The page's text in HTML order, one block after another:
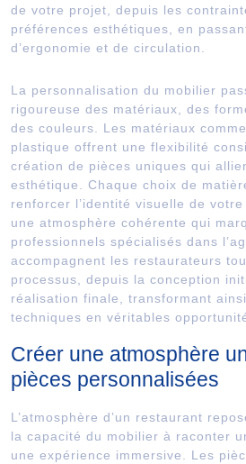
de votre projet, depuis les
préférences esthétiques, en
d’ergonomie et de circulation.
La personnalisation du mobilier
rigoureuse des matériaux, des
des couleurs. Les matériaux
plastique offrent une flexibilité
création de pièces uniques qui
esthétique. Chaque choix de
renforcer l’identité visuelle de
une atmosphère cohérente qui
professionnels spécialisés dans
accompagnent les restaurateurs
processus, depuis la conception
réalisation finale, transformant
techniques en véritables
Créer une atmosphère
pièces personnalisées
L’atmosphère d’un restaurant
la capacité du mobilier à raconter
une expérience immersive. Les